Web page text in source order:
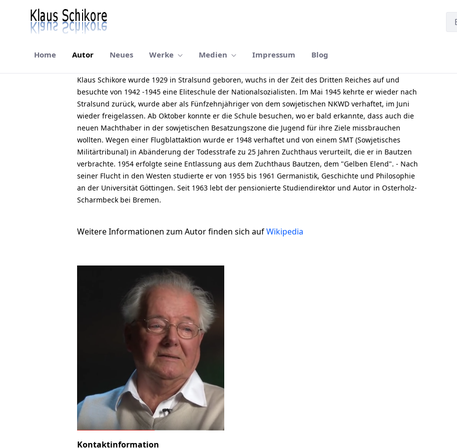
Home Autor Neues Werke Medien Impressum Blog
Klaus Schikore wurde 1929 in Stralsund geboren, wuchs in der Zeit des Dritten Reiches auf und
besuchte von 1942 -1945 eine Eliteschule der Nationalsozialisten. Im Mai 1945 kehrte er wieder nach
Stralsund zurück, wurde aber als Fünfzehnjähriger von dem sowjetischen NKWD verhaftet, im Juni
wieder freigelassen. Ab Oktober konnte er die Schule besuchen, wo er bald erkannte, dass auch die
neuen Machthaber in der sowjetischen Besatzungszone die Jugend für ihre Ziele missbrauchen
wollten. Wegen einer Flugblattaktion wurde er 1948 verhaftet und von einem SMT (Sowjetisches
Militärtribunal) in Abänderung der Todesstrafe zu 25 Jahren Zuchthaus verurteilt, die er in Bautzen
verbrachte. 1954 erfolgte seine Entlassung aus dem Zuchthaus Bautzen, dem "Gelben Elend". - Nach
seiner Flucht in den Westen studierte er von 1955 bis 1961 Germanistik, Geschichte und Philosophie
an der Universität Göttingen. Seit 1963 lebt der pensionierte Studiendirektor und Autor in Osterholz-
Scharmbeck bei Bremen.
Weitere Informationen zum Autor finden sich aufWikipedia
Kontaktinformation